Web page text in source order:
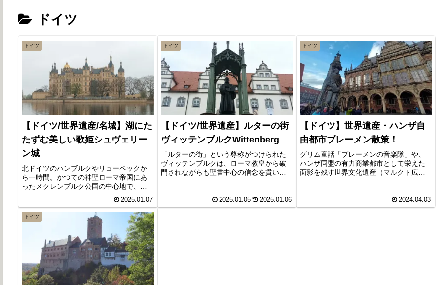
ドイツ
ドイツ
【ドイツ/世界遺産/名城】湖にた
たずむ美しい歌姫シュヴェリー
ン城
北ドイツのハンブルクやリューベックか
ら一時間。かつての神聖ローマ帝国にあ
ったメクレンブルク公国の中心地で、「7
つの湖の街」と称されるドイツの美しい
湖水地方の街シュヴェリーンの湖上に佇
む名城が、シュヴェリーン城です。北の
ノイシュバンシュタイン城とも呼ばれ、
2024年世界遺産に登録されました。
2025.01.07
ドイツ
【ドイツ/世界遺産】ルターの街
ヴィッテンブルクWittenberg
「ルターの街」という尊称がつけられた
ヴィッテンブルクは、ローマ教皇から破
門されながらも聖書中心の信念を貫い
す。ユネスコ世界遺産に登録されていま
す。
2025.01.05 2025.01.06
ドイツ
【ドイツ】世界遺産・ハンザ自
由都市ブレーメン散策！
グリム童話「ブレーメンの音楽隊」や、
ハンザ同盟の有力商業都市として栄えた
面影を残す世界文化遺産（マルクト広場
2024.04.03
ドイツ